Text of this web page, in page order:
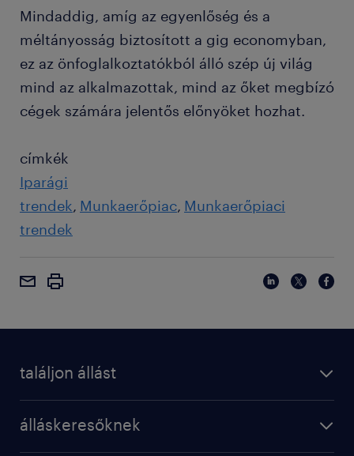
Mindaddig, amíg az egyenlőség és a
méltányosság biztosított a gig economyban,
ez az önfoglalkoztatókból álló szép új világ
mind az alkalmazottak, mind az őket megbízó
cégek számára jelentős előnyöket hozhat.
címkék
Iparági
trendek Munkaerőpiac Munkaerőpiaci
trendek
találjon állást
álláskeresőknek